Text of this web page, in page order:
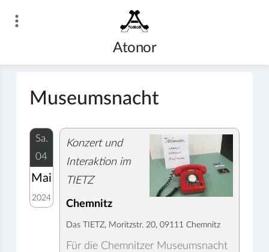
Inhalt
Atonor
Museumsnacht
Sa.
04
Mai
2024
Konzert und
Interaktion im
TIETZ
Chemnitz
Das TIETZ, Moritzstr. 20, 09111 Chemnitz
Für die Chemnitzer Museumsnacht